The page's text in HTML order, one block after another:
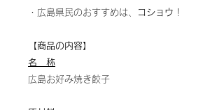
・広島県民のおすすめは、
コショウ ！
【商品の内容】
名 称
広島お好み焼き餃子